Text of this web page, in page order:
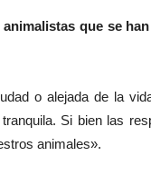
que se
o alejada de la
Si bien las
animales».